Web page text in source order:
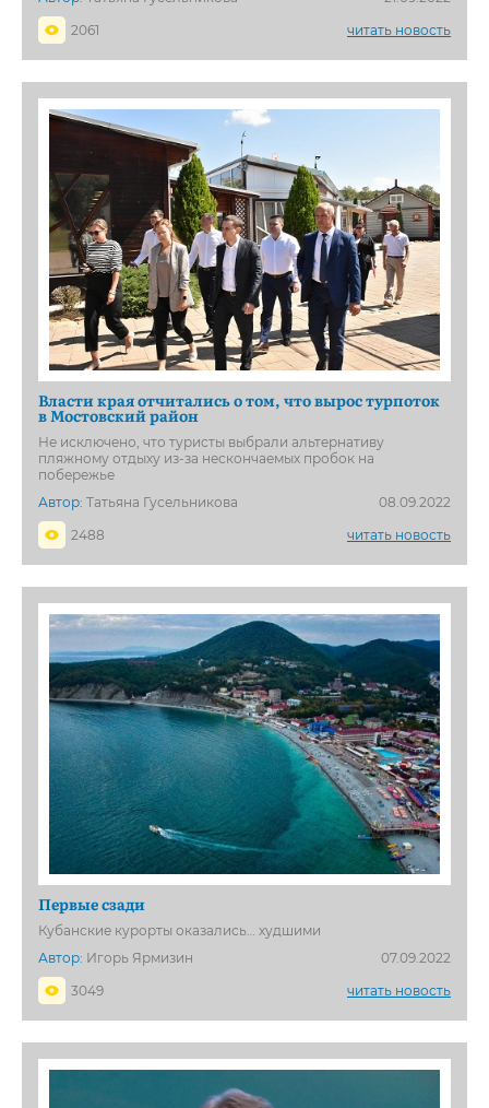
2061
читать новость
Власти края отчитались о том, что вырос турпоток
в Мостовский район
Не исключено, что туристы выбрали альтернативу
пляжному отдыху из-за нескончаемых пробок на
побережье
Автор: Татьяна Гусельникова
08.09.2022
2488
читать новость
Первые сзади
Кубанские курорты оказались… худшими
Автор: Игорь Ярмизин
07.09.2022
3049
читать новость